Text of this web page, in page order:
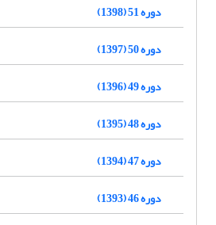
دوره 51 (1398)
دوره 50 (1397)
دوره 49 (1396)
دوره 48 (1395)
دوره 47 (1394)
دوره 46 (1393)